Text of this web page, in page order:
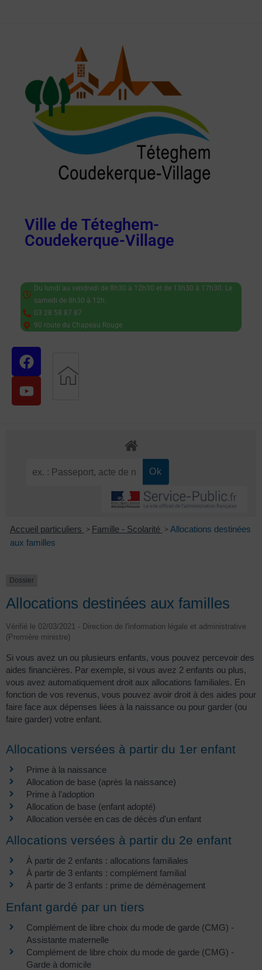
Ville de Téteghem-
Coudekerque-Village
Du lundi au vendredi de 8h30 à 12h30 et de 13h30 à 17h30. Le
samedi de 8h30 à 12h.
03 28 58 87 87
90 route du Chapeau Rouge
Accueil particuliers > Famille - Scolarité > Allocations destinées
aux familles
Dossier
Allocations destinées aux familles
Vérifié le 02/03/2021 - Direction de l'information légale et administrative
(Première ministre)
Si vous avez un ou plusieurs enfants, vous pouvez percevoir des
aides financières. Par exemple, si vous avez 2 enfants ou plus,
vous avez automatiquement droit aux allocations familiales. En
fonction de vos revenus, vous pouvez avoir droit à des aides pour
faire face aux dépenses liées à la naissance ou pour garder (ou
faire garder) votre enfant.
Allocations versées à partir du 1er enfant
Prime à la naissance
Allocation de base (après la naissance)
Prime à l'adoption
Allocation de base (enfant adopté)
Allocation versée en cas de décès d'un enfant
Allocations versées à partir du 2e enfant
À partir de 2 enfants : allocations familiales
À partir de 3 enfants : complément familial
À partir de 3 enfants : prime de déménagement
Enfant gardé par un tiers
Complément de libre choix du mode de garde (CMG) -
Assistante maternelle
Complément de libre choix du mode de garde (CMG) -
Garde à domicile